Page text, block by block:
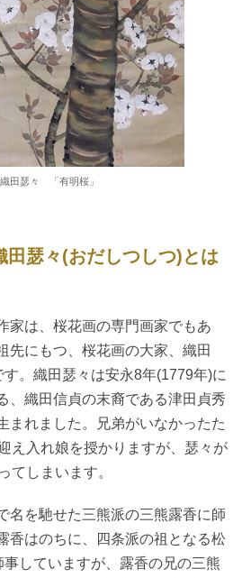
織田瑟々 「有明桜」
田瑟々(おだしつしつ)とは
家は、桜花画の専門画家でもあ
先にもつ、桜花画の大家、織田
。織田瑟々は安永8年(1779年)に
、織田信貞の末裔である津田貞秀
まれました。兄弟がいなかったた
え入れ娘を授かりますが、瑟々が
てしまいます。
名を馳せた三熊派の三熊露香に師
香はのちに、四条派の祖となる松
事していますが、露香の兄の三熊